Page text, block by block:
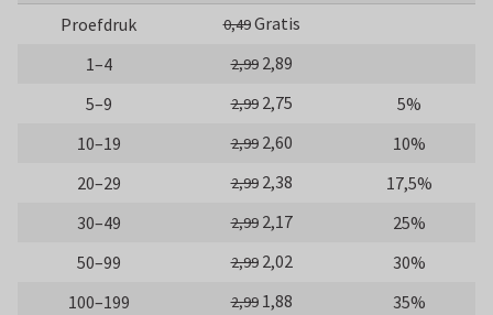
Proefdruk 0,49Gratis
1–4
2,99 2,89
5–9
2,99 2,75
5%
10–19
2,99 2,60
10%
20–29
2,99 2,38
17,5%
30–49
2,99 2,17
25%
50–99
2,99 2,02
30%
100–199
2,99 1,88 35%